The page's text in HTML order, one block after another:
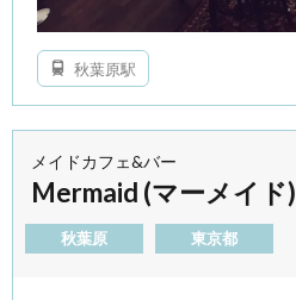
秋葉原駅
メイドカフェ&バー
Mermaid (マーメイド)
秋葉原 東京都